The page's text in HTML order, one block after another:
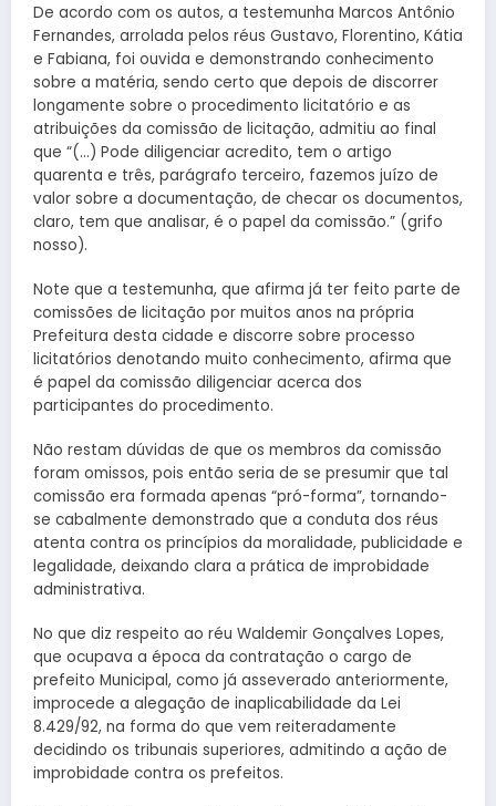
De acordo com os autos, a testemunha Marcos Antônio
Fernandes, arrolada pelos réus Gustavo, Florentino, Kátia
e Fabiana, foi ouvida e demonstrando conhecimento
sobre a matéria, sendo certo que depois de discorrer
longamente sobre o procedimento licitatório e as
atribuições da comissão de licitação, admitiu ao final
que “(…) Pode diligenciar acredito, tem o artigo
quarenta e três, parágrafo terceiro, fazemos juízo de
valor sobre a documentação, de checar os documentos,
claro, tem que analisar, é o papel da comissão.” (grifo
nosso).
Note que a testemunha, que afirma já ter feito parte de
comissões de licitação por muitos anos na própria
Prefeitura desta cidade e discorre sobre processo
licitatórios denotando muito conhecimento, afirma que
é papel da comissão diligenciar acerca dos
participantes do procedimento.
Não restam dúvidas de que os membros da comissão
foram omissos, pois então seria de se presumir que tal
comissão era formada apenas “pró-forma”, tornando-
se cabalmente demonstrado que a conduta dos réus
atenta contra os princípios da moralidade, publicidade e
legalidade, deixando clara a prática de improbidade
administrativa.
No que diz respeito ao réu Waldemir Gonçalves Lopes,
que ocupava a época da contratação o cargo de
prefeito Municipal, como já asseverado anteriormente,
improcede a alegação de inaplicabilidade da Lei
8.429/92, na forma do que vem reiteradamente
decidindo os tribunais superiores, admitindo a ação de
improbidade contra os prefeitos.